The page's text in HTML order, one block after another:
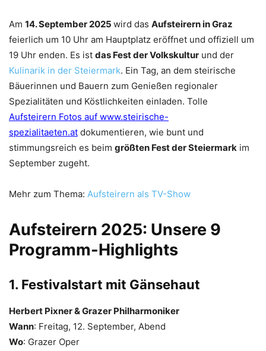
Am 14. September 2025 wird das Aufsteirern in Graz
feierlich um 10 Uhr am Hauptplatz eröffnet und offiziell um
19 Uhr enden. Es ist das Fest der Volkskultur und der
Kulinarik in der Steiermark. Ein Tag, an dem steirische
Bäuerinnen und Bauern zum Genießen regionaler
Spezialitäten und Köstlichkeiten einladen. Tolle
Aufsteirern Fotos auf www.steirische-
spezialitaeten.at dokumentieren, wie bunt und
stimmungsreich es beim größten Fest der Steiermark im
September zugeht.
Mehr zum Thema: Aufsteirern als TV-Show
Aufsteirern 2025: Unsere 9
Programm-Highlights
1. Festivalstart mit Gänsehaut
Herbert Pixner & Grazer Philharmoniker
Wann: Freitag, 12. September, Abend
Wo: Grazer Oper